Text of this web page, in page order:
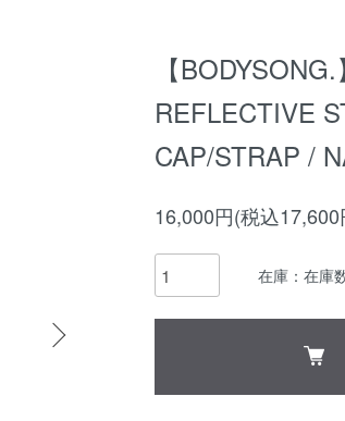
【BODYSONG.】
REFLECTIVE
CAP/STRAP /
16,000円(税込17,600
在庫：在庫